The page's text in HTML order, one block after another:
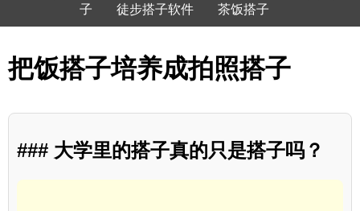
子
徒步搭子软件 茶饭搭子
把饭搭子培养成拍照搭子
### 大学里的搭子真的只是搭子吗？